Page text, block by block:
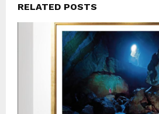
RELATED POSTS